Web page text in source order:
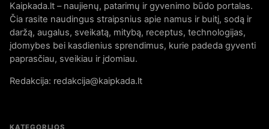
Kaipkada.lt – naujienų, patarimų ir gyvenimo būdo portalas.
Čia rasite naudingus straipsnius apie namus ir buitį, sodą ir
daržą, augalus, sveikatą, mitybą, receptus, technologijas,
įdomybes bei kasdienius sprendimus, kurie padeda gyventi
paprasčiau, sveikiau ir įdomiau.
Redakcija: redakcija@kaipkada.lt